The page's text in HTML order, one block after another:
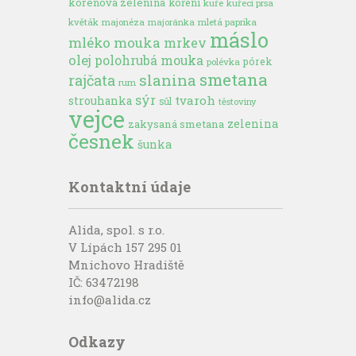
kuře kuřecí prsa
květák majonéza majoránka mletá paprika
mléko mouka mrkev máslo
olej polohrubá mouka polévka pórek
rajčata rum slanina smetana
strouhanka sýr sůl tvaroh těstoviny
vejce zakysaná smetana zelenina
česnek šunka
Kontaktní údaje
Alida, spol. s r.o.
V Lípách 157 295 01
Mnichovo Hradiště
IČ: 63472198
info@alida.cz
Odkazy